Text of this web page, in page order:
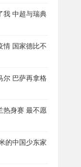
我 中超与瑞典
情 国家德比不
尔 巴萨再拿格
热身赛 最不愿
的中国少东家